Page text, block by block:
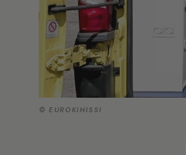
© EUROKINISSI